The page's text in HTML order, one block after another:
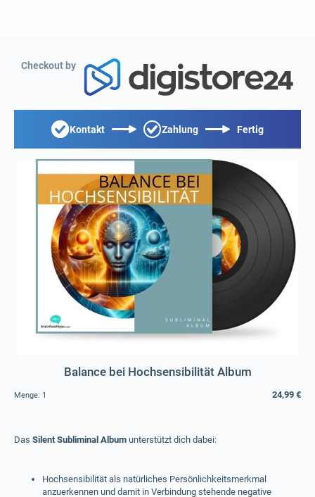
Checkout by
Kontakt Zahlung Fertig
Balance bei Hochsensibilität Album
Menge: 1 24,99 €
Das Silent Subliminal Album unterstützt dich dabei:
Hochsensibilität als natürliches Persönlichkeitsmerkmal
anzuerkennen und damit in Verbindung stehende negative